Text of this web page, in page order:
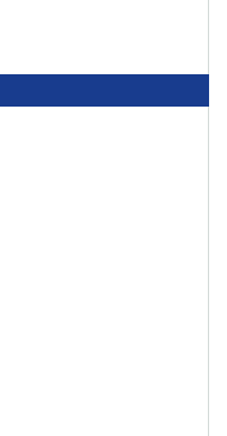
た内容で設定